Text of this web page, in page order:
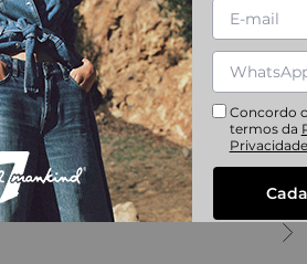
Concordo
termos da
Privacidade